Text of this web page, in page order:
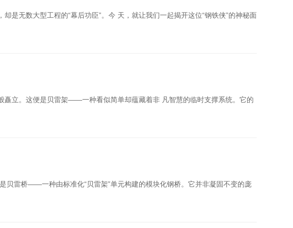
无数大型工程的“幕后功臣”。今 天，就让我们一起揭开这位“钢铁侠”的神秘面
矗立。这便是贝雷架——一种看似简单却蕴藏着非 凡智慧的临时支撑系统。它的
贝雷桥——一种由标准化“贝雷架”单元构建的模块化钢桥。它并非凝固不变的庞